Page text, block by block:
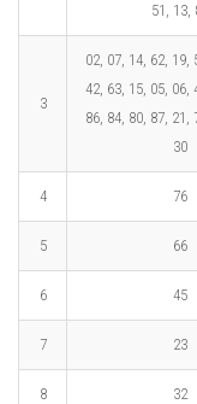
51, 13,
3
02, 07, 14, 62, 19,
42, 63, 15, 05, 06,
86, 84, 80, 87, 21,
30
4 76
5 66
6 45
7 23
8 32